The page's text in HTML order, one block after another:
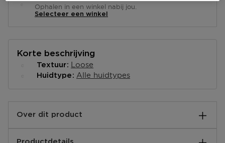
Ophalen in een winkel nabij jou.
Selecteer een winkel
Korte beschrijving
Textuur Loose
Huidtype Alle huidtypes
Over dit product